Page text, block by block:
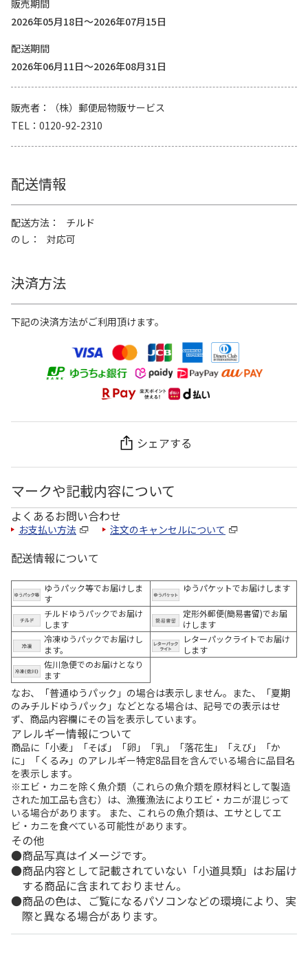
販売期間
2026年05月18日～2026年07月15日
配送期間
2026年06月11日～2026年08月31日
販売者
（株）郵便局物販サービス
TEL
0120-92-2310
配送情報
配送方法
チルド
のし
対応可
決済方法
下記の決済方法がご利用頂けます。
シェアする
マークや記載内容について
よくあるお問い合わせ
お支払い方法 注文のキャンセルについて
配送情報について
ゆうパック等でお届けしま
す
ゆうパケットでお届けします
チルドゆうパックでお届け
します
定形外郵便(簡易書留)でお届
けします
冷凍ゆうパックでお届けし
ます。
レターパックライトでお届け
します
佐川急便でのお届けとなり
ます
なお、「普通ゆうパック」の場合は表示しません。また、「夏期
のみチルドゆうパック」などとなる場合は、記号での表示はせ
ず、商品内容欄にその旨を表示しています。
アレルギー情報について
商品に「小麦」「そば」「卵」「乳」「落花生」「えび」「か
に」「くるみ」のアレルギー特定8品目を含んでいる場合に品目名
を表示します。
※エビ・カニを除く魚介類（これらの魚介類を原材料として製造
された加工品も含む）は、漁獲漁法によりエビ・カニが混じって
いる場合があります。 また、これらの魚介類は、エサとしてエ
ビ・カニを食べている可能性があります。
その他
商品写真はイメージです。
商品内容として記載されていない「小道具類」はお届け
する商品に含まれておりません。
商品の色は、ご覧になるパソコンなどの環境により、実
際と異なる場合があります。